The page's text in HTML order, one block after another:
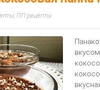
ПП рецепты